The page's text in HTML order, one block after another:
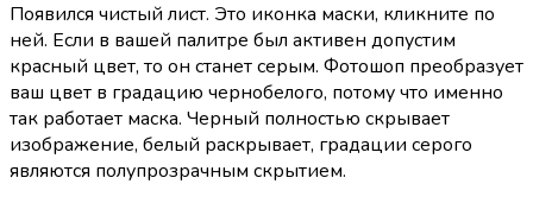
Появился чистый лист. Это иконка маски, кликните по
ней. Если в вашей палитре был активен допустим
красный цвет, то он станет серым. Фотошоп преобразует
ваш цвет в градацию чернобелого, потому что именно
так работает маска. Черный полностью скрывает
изображение, белый раскрывает, градации серого
являются полупрозрачным скрытием.